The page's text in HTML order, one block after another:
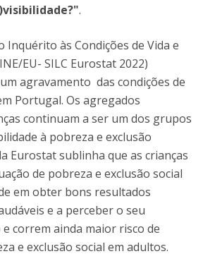
.
Inquérito às Condições de Vida e
EU- SILC Eurostat 2022)
agravamento das condições de
Portugal. Os agregados
continuam a ser um dos grupos
à pobreza e exclusão
Eurostat sublinha que as crianças
de pobreza e exclusão social
em obter bons resultados
e a perceber o seu
correm ainda maior risco de
e exclusão social em adultos.